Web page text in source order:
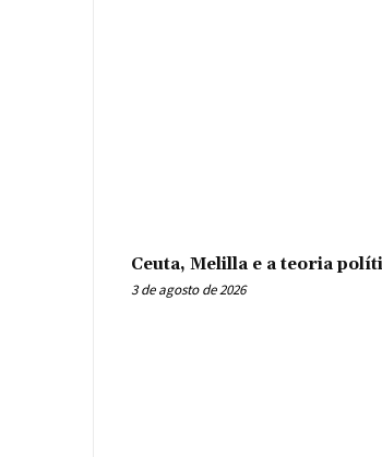
Ceuta, Melilla e a teoria
3 de agosto de 2026